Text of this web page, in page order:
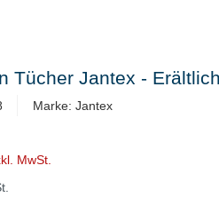
Tücher Jantex -
Marke: Jantex
MwSt.